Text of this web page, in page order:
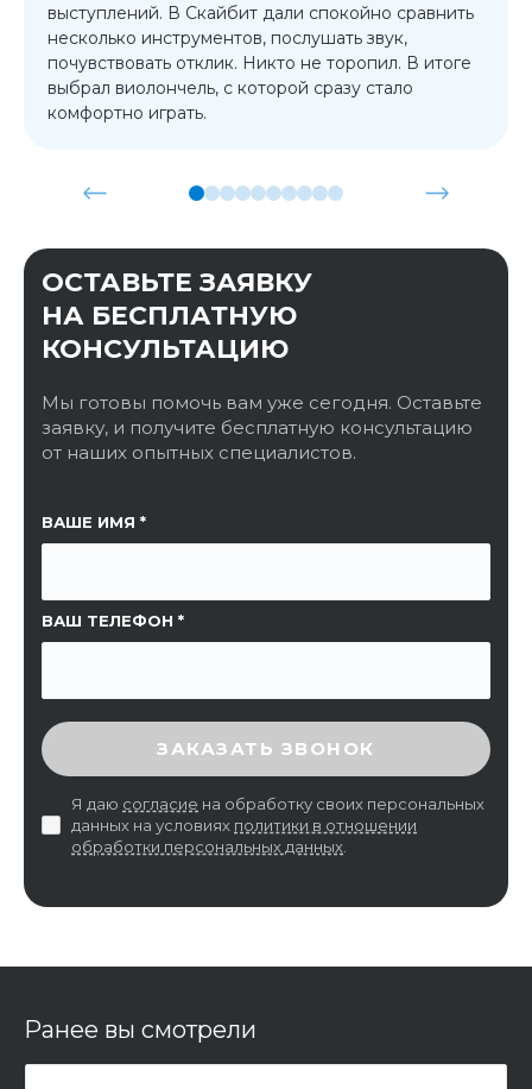
выступлений. В Скайбит дали спокойно сравнить
несколько инструментов, послушать звук,
почувствовать отклик. Никто не торопил. В итоге
выбрал виолончель, с которой сразу стало
комфортно играть.
ОСТАВЬТЕ ЗАЯВКУ
НА БЕСПЛАТНУЮ
КОНСУЛЬТАЦИЮ
Мы готовы помочь вам уже сегодня. Оставьте
заявку, и получите бесплатную консультацию
от наших опытных специалистов.
ВАШЕ ИМЯ
ВАШ ТЕЛЕФОН
ССЫЛКА НА СТРАНИЦУ
ВВЕДИТЕ ПРОВЕРОЧНЫЙ КОД
ЗАКАЗАТЬ ЗВОНОК
Я даю согласие на обработку своих персональных
данных на условиях политики в отношении
обработки персональных данных
Ранее вы смотрели